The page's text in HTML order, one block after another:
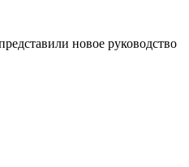
новое руководство